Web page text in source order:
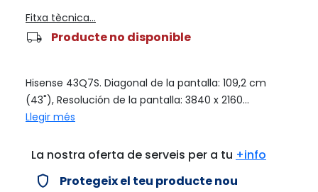
Fitxa tècnica...
local_shipping Producte no disponible
Hisense 43Q7S. Diagonal de la pantalla: 109,2 cm
(43"), Resolución de la pantalla: 3840 x 2160...
Llegir més
La nostra oferta de serveis per a tu +info
verified_user Protegeix el teu producte nou